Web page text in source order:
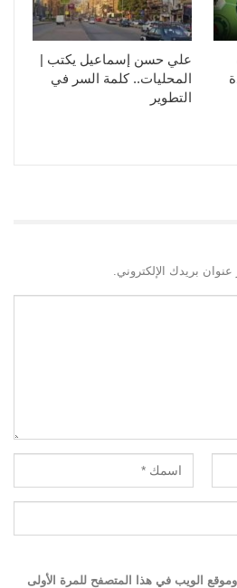
علي حسن إسماعيل يكتب |
المحليات.. كلمة السر في
التطوير​
بريدك الإلكتروني.
الويب في هذا المتصفح للمرة الأولى